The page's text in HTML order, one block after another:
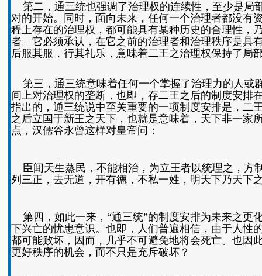
第二，通三统也强调了治理权的连续性，至少是局
对的开始。同时，面向未来，任何一个治理者都没有
程上存在的治理权，都可能具有某种历史的合理性，
者。它必须承认，在它之前的治理者和治理秩序是具
后服其服，行其礼乐，意味着二王之治理权保持了局
第三，通三统意味着任何一个掌握了治理力的人或
间上对治理权的垄断，也即，存二王之后的制度安排
指出的，通三统说中至关重要的一项制度安排是，二
之后立国于新王之天下，也就是意味着，天下非一家
点，汉儒谷永曾这样对皇帝问：
臣闻天生蒸民，不能相治，为立王者以统理之，方
列三正，去无道，开有德，不私一姓，明天下乃天下
第四，如此一来，“通三统”的制度安排为未来之更
下兴亡的忧患意识。也即，人们普遍相信，由于人性
都可能败坏，因而，几乎不可避免地将会死亡。也因
更好秩序的机会，而不只是充斥破坏？